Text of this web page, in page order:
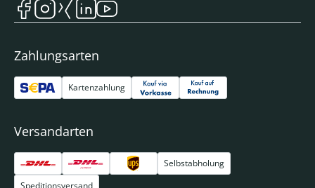
Zahlungsarten
Kartenzahlung
Versandarten
Selbstabholung